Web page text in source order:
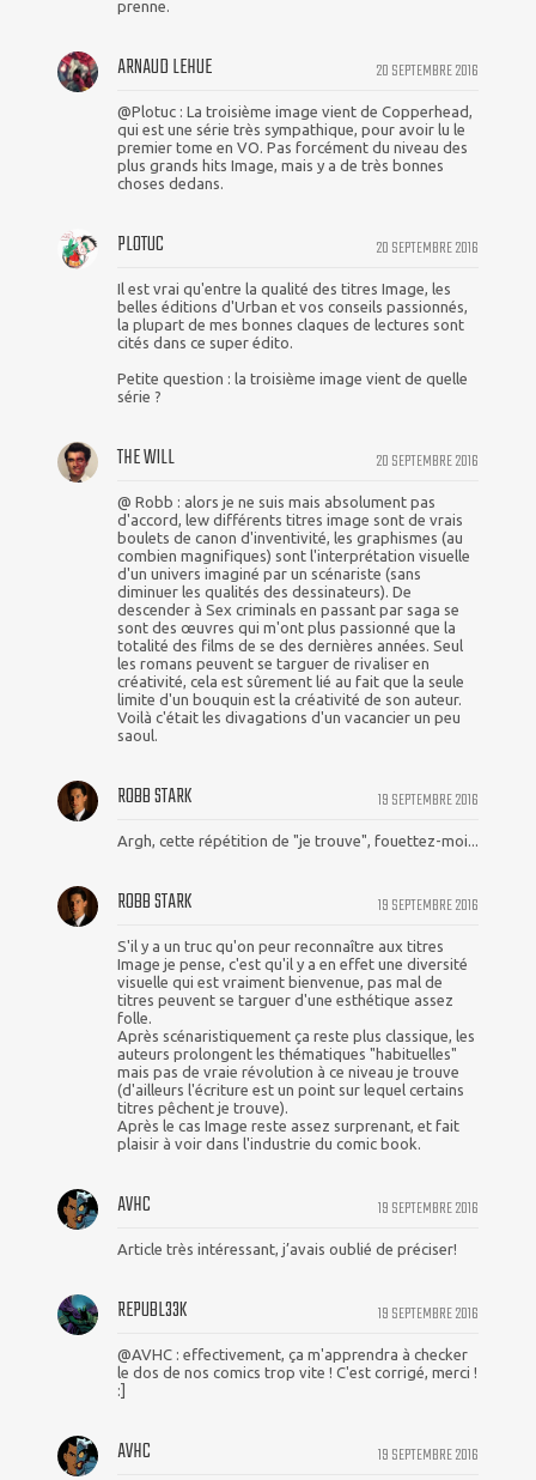
prenne.
20 SEPTEMBRE 2016
ARNAUD LEHUE
@Plotuc : La troisième image vient de Copperhead,
qui est une série très sympathique, pour avoir lu le
premier tome en VO. Pas forcément du niveau des
plus grands hits Image, mais y a de très bonnes
choses dedans.
20 SEPTEMBRE 2016
PLOTUC
Il est vrai qu'entre la qualité des titres Image, les
belles éditions d'Urban et vos conseils passionnés,
la plupart de mes bonnes claques de lectures sont
cités dans ce super édito.
Petite question : la troisième image vient de quelle
série ?
20 SEPTEMBRE 2016
THE WILL
@ Robb : alors je ne suis mais absolument pas
d'accord, lew différents titres image sont de vrais
boulets de canon d'inventivité, les graphismes (au
combien magnifiques) sont l'interprétation visuelle
d'un univers imaginé par un scénariste (sans
diminuer les qualités des dessinateurs). De
descender à Sex criminals en passant par saga se
sont des œuvres qui m'ont plus passionné que la
totalité des films de se des dernières années. Seul
les romans peuvent se targuer de rivaliser en
créativité, cela est sûrement lié au fait que la seule
limite d'un bouquin est la créativité de son auteur.
Voilà c'était les divagations d'un vacancier un peu
saoul.
19 SEPTEMBRE 2016
ROBB STARK
Argh, cette répétition de "je trouve", fouettez-moi...
19 SEPTEMBRE 2016
ROBB STARK
S'il y a un truc qu'on peur reconnaître aux titres
Image je pense, c'est qu'il y a en effet une diversité
visuelle qui est vraiment bienvenue, pas mal de
titres peuvent se targuer d'une esthétique assez
folle.
Après scénaristiquement ça reste plus classique, les
auteurs prolongent les thématiques "habituelles"
mais pas de vraie révolution à ce niveau je trouve
(d'ailleurs l'écriture est un point sur lequel certains
titres pêchent je trouve).
Après le cas Image reste assez surprenant, et fait
plaisir à voir dans l'industrie du comic book.
19 SEPTEMBRE 2016
AVHC
Article très intéressant, j’avais oublié de préciser!
19 SEPTEMBRE 2016
REPUBL33K
@AVHC : effectivement, ça m'apprendra à checker
le dos de nos comics trop vite ! C'est corrigé, merci !
:]
19 SEPTEMBRE 2016
AVHC